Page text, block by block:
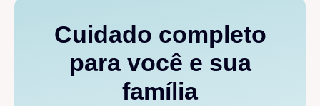
Cuidado completo
para você e sua
família